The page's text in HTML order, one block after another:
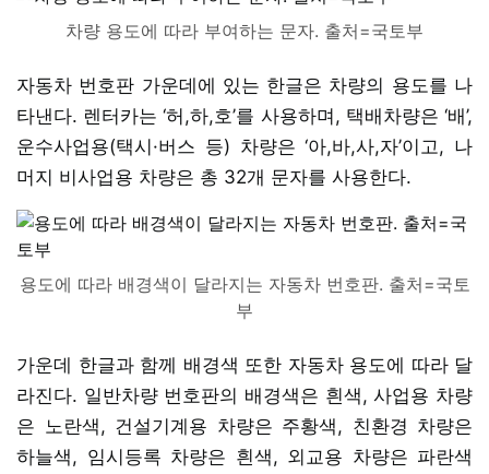
차량 용도에 따라 부여하는 문자. 출처=국토부
자동차 번호판 가운데에 있는 한글은 차량의 용도를 나
타낸다. 렌터카는 ‘허,하,호’를 사용하며, 택배차량은 ‘배’,
운수사업용(택시·버스 등) 차량은 ‘아,바,사,자’이고, 나
머지 비사업용 차량은 총 32개 문자를 사용한다.
용도에 따라 배경색이 달라지는 자동차 번호판. 출처=국토
부
가운데 한글과 함께 배경색 또한 자동차 용도에 따라 달
라진다. 일반차량 번호판의 배경색은 흰색, 사업용 차량
은 노란색, 건설기계용 차량은 주황색, 친환경 차량은
하늘색, 임시등록 차량은 흰색, 외교용 차량은 파란색